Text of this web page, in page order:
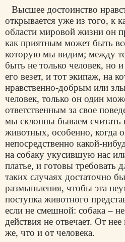
Высшее достоинство
открывается уже из того, к
области мировой жизни он
как приятным может быть
которую мы видим; между
быть не только человек, но
его везет, и тот экипаж, на
нравственно-добрым или
человек, только он один
ответственным за свое
мы склонны бываем считать
животных, особенно, когда
непосредственно какой-
на собаку укусившую нас
платье, и готовы требовать
таких случаях достаточно
размышления, чтобы эта
поступка животного
если не смешной: собака –
действия не отвечает. От нее
же, что и от человека.